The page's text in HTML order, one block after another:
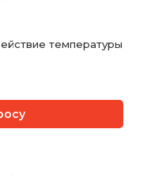
температуры